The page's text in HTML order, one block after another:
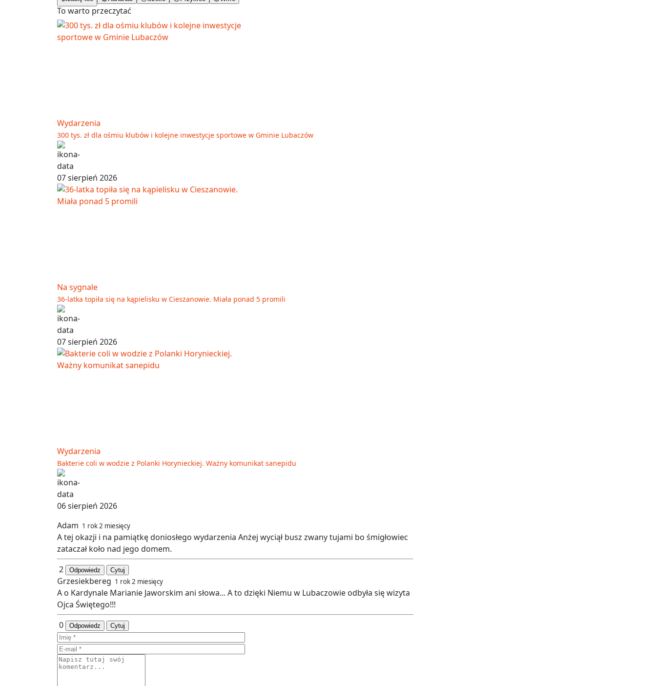
To warto przeczytać
Wydarzenia
300 tys. zł dla ośmiu klubów i kolejne inwestycje sportowe w Gminie Lubaczów
07 sierpień 2026
Na sygnale
36-latka topiła się na kąpielisku w Cieszanowie. Miała ponad 5 promili
07 sierpień 2026
Wydarzenia
Bakterie coli w wodzie z Polanki Horynieckiej. Ważny komunikat sanepidu
06 sierpień 2026
Adam 1 rok 2 miesięcy
A tej okazji i na pamiątkę doniosłego wydarzenia Anżej wyciął busz zwany tujami bo śmigłowiec
zataczał koło nad jego domem.
2
Odpowiedz Cytuj
Grzesiekbereg 1 rok 2 miesięcy
A o Kardynale Marianie Jaworskim ani słowa... A to dzięki Niemu w Lubaczowie odbyła się wizyta
Ojca Świętego!!!
0
Odpowiedz Cytuj